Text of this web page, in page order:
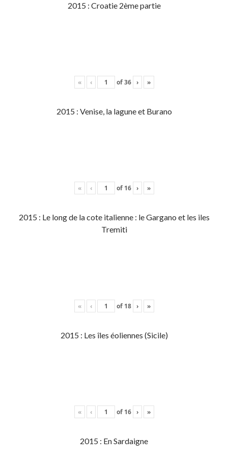
2015 : Croatie 2ème partie
« ‹ of36 › »
2015 : Venise, la lagune et Burano
« ‹ of 16 › »
2015 : Le long de la cote italienne : le Gargano et les iles
Tremiti
« ‹ of 18 › »
2015 : Les îles éoliennes (Sicile)
« ‹ of 16 › »
2015 : En Sardaigne